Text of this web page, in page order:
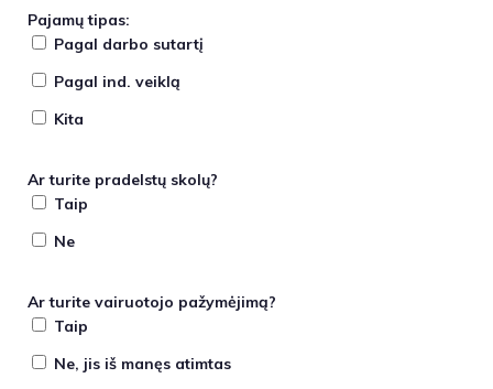
Pajamų tipas:
Pagal darbo sutartį
Pagal ind. veiklą
Kita
Ar turite pradelstų skolų?
Taip
Ne
Ar turite vairuotojo pažymėjimą?
Taip
Ne, jis iš manęs atimtas